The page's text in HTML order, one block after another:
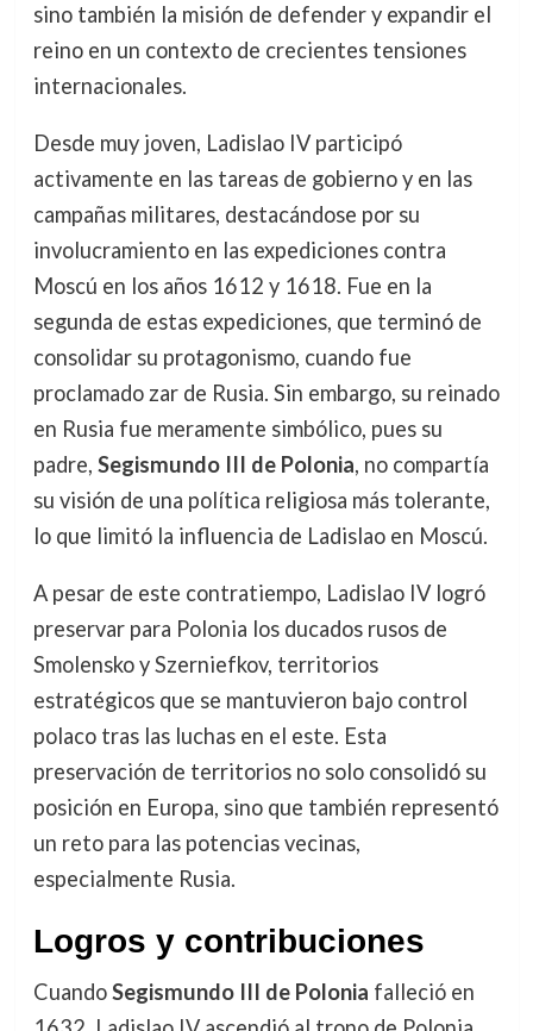
sino también la misión de defender y expandir el
reino en un contexto de crecientes tensiones
internacionales.
Desde muy joven, Ladislao IV participó
activamente en las tareas de gobierno y en las
campañas militares, destacándose por su
involucramiento en las expediciones contra
Moscú en los años 1612 y 1618. Fue en la
segunda de estas expediciones, que terminó de
consolidar su protagonismo, cuando fue
proclamado zar de Rusia. Sin embargo, su reinado
en Rusia fue meramente simbólico, pues su
padre, Segismundo III de Polonia, no compartía
su visión de una política religiosa más tolerante,
lo que limitó la influencia de Ladislao en Moscú.
A pesar de este contratiempo, Ladislao IV logró
preservar para Polonia los ducados rusos de
Smolensko y Szerniefkov, territorios
estratégicos que se mantuvieron bajo control
polaco tras las luchas en el este. Esta
preservación de territorios no solo consolidó su
posición en Europa, sino que también representó
un reto para las potencias vecinas,
especialmente Rusia.
Logros y contribuciones
CuandoSegismundo III de Polonia falleció en